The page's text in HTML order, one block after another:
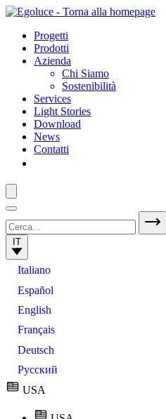
Progetti
Prodotti
Azienda
Chi Siamo
Sostenibilità
Services
Light Stories
Download
News
Contatti
IT
Italiano
Español
English
Français
Deutsch
Русский
USA